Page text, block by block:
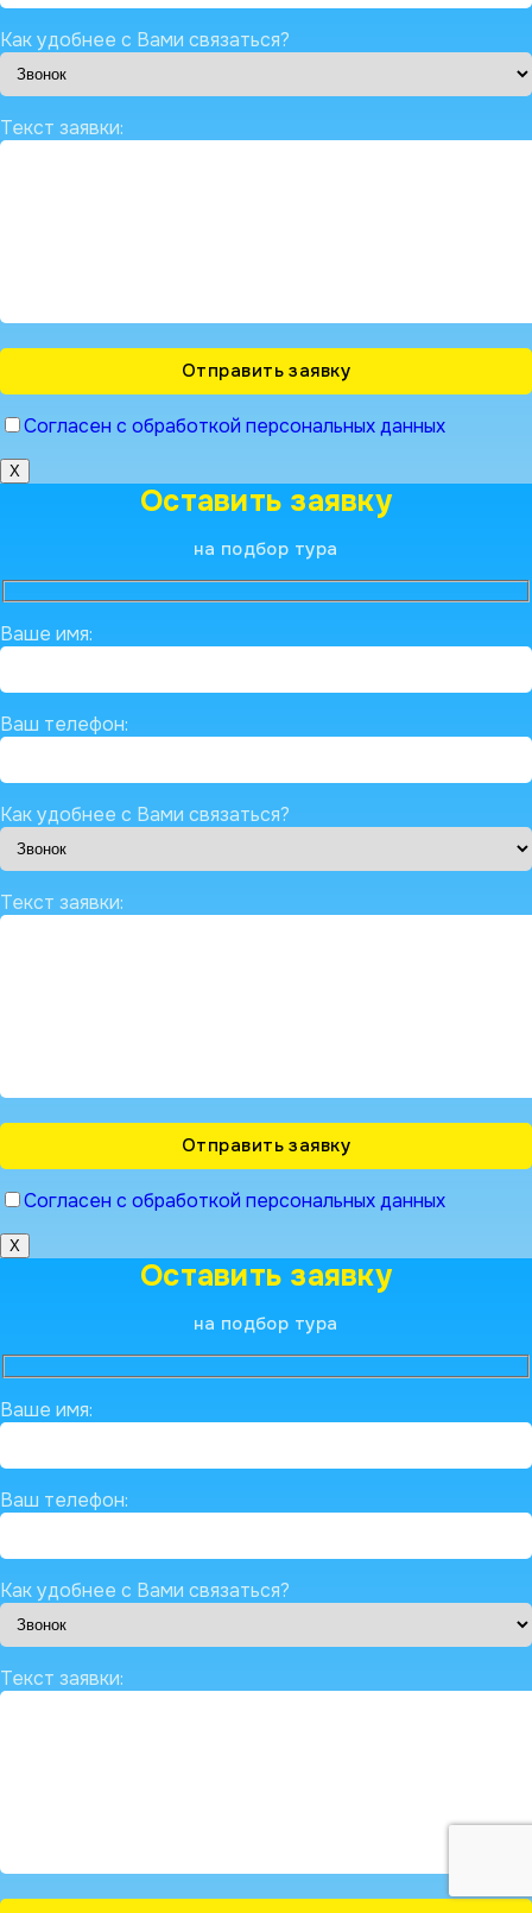
Как удобнее с Вами связаться?
Текст заявки:
Согласен с обработкой персональных данных
X
Оставить заявку
на подбор тура
Ваше имя:
Ваш телефон:
Как удобнее с Вами связаться?
Текст заявки:
Согласен с обработкой персональных данных
X
Оставить заявку
на подбор тура
Ваше имя:
Ваш телефон:
Как удобнее с Вами связаться?
Текст заявки: